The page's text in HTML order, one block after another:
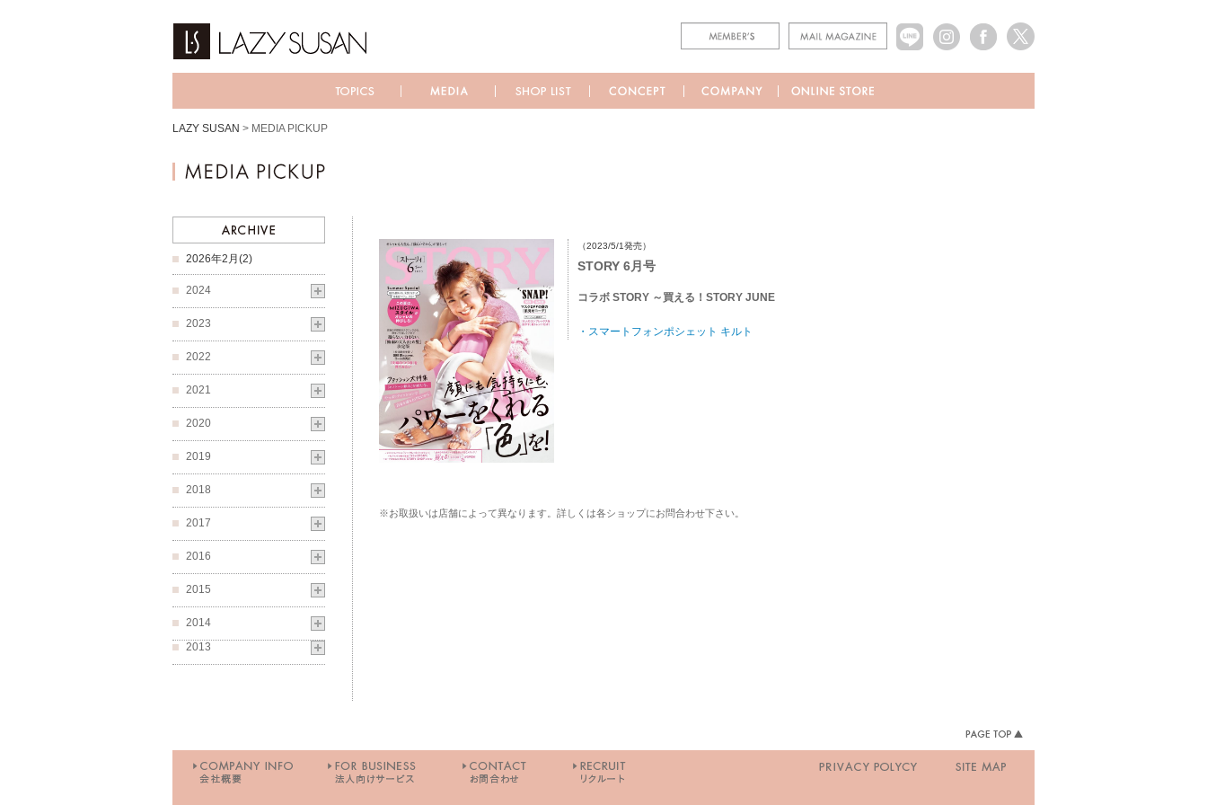
LAZY SUSAN > MEDIA PICKUP
2026年2月(2)
2024
2023
2022
2021
2020
2019
2018
2017
2016
2015
2014
2013
（2023/5/1発売）
STORY 6月号
コラボ STORY ～買える！STORY JUNE
・スマートフォンポシェット キルト
※お取扱いは店舗によって異なります。詳しくは各ショップにお問合わせ下さい。